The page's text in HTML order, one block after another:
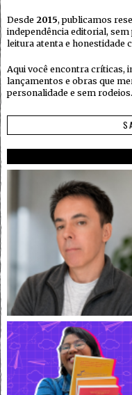
Desde 2015, publicamos
independência editorial,
leitura atenta e honestidade
Aqui você encontra críticas,
lançamentos e obras que
personalidade e sem rodeios.